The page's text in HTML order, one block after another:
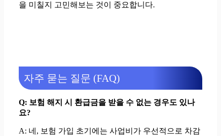
을 미칠지 고민해보는 것이 중요합니다.
자주 묻는 질문 (FAQ)
Q: 보험 해지 시 환급금을 받을 수 없는 경우도 있나
요?
A: 네, 보험 가입 초기에는 사업비가 우선적으로 차감